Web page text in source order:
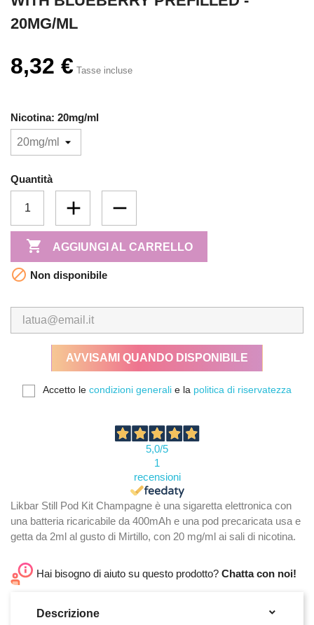
20MG/ML
8,32 € Tasse incluse
Nicotina: 20mg/ml
Quantità
 AGGIUNGI AL CARRELLO
 Non disponibile
AVVISAMI QUANDO DISPONIBILE
Accetto le condizioni generali e la politica di riservatezza
5,0/5
1
recensioni
Likbar Still Pod Kit Champagne è una sigaretta elettronica con
una batteria ricaricabile da 400mAh e una pod precaricata usa e
getta da 2ml al gusto di Mirtillo, con 20 mg/ml ai sali di nicotina.
Hai bisogno di aiuto su questo prodotto? Chatta con noi!
Descrizione 